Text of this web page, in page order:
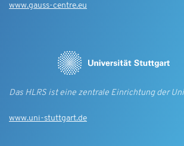
www.gauss-centre.eu
Das HLRS ist eine zentrale Einrichtung der
www.uni-stuttgart.de